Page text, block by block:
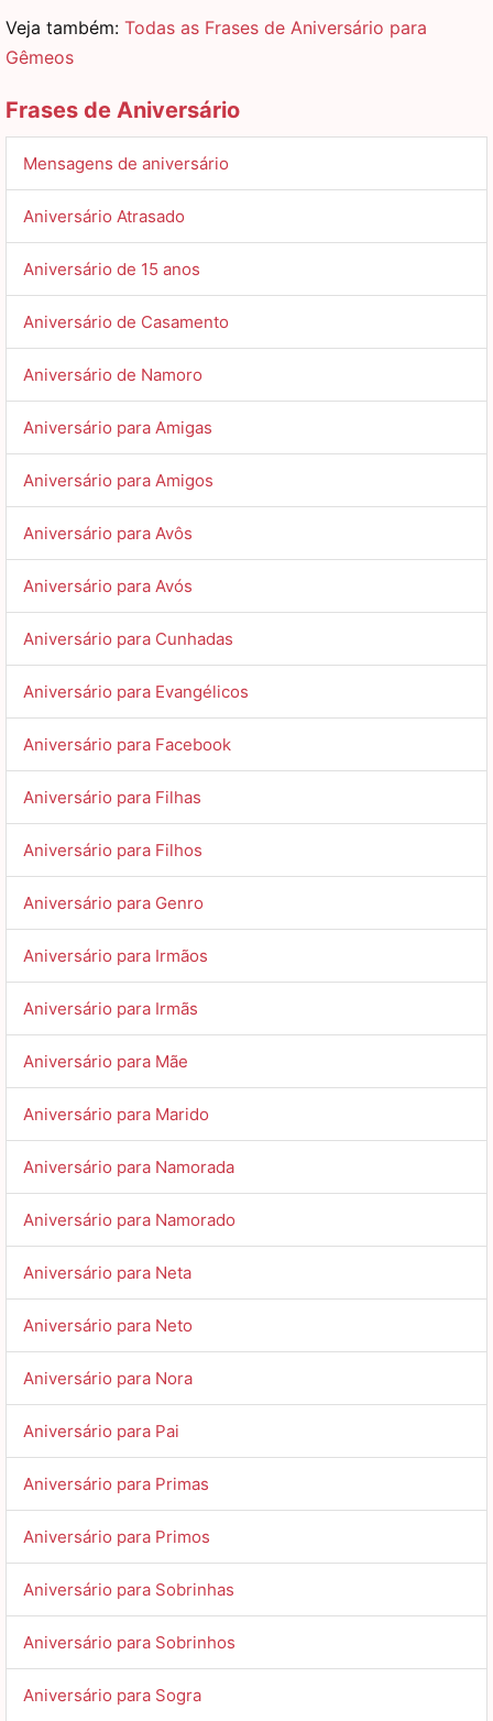
Veja também: Todas as Frases de Aniversário para
Gêmeos
Frases de Aniversário
Mensagens de aniversário
Aniversário Atrasado
Aniversário de 15 anos
Aniversário de Casamento
Aniversário de Namoro
Aniversário para Amigas
Aniversário para Amigos
Aniversário para Avôs
Aniversário para Avós
Aniversário para Cunhadas
Aniversário para Evangélicos
Aniversário para Facebook
Aniversário para Filhas
Aniversário para Filhos
Aniversário para Genro
Aniversário para Irmãos
Aniversário para Irmãs
Aniversário para Mãe
Aniversário para Marido
Aniversário para Namorada
Aniversário para Namorado
Aniversário para Neta
Aniversário para Neto
Aniversário para Nora
Aniversário para Pai
Aniversário para Primas
Aniversário para Primos
Aniversário para Sobrinhas
Aniversário para Sobrinhos
Aniversário para Sogra